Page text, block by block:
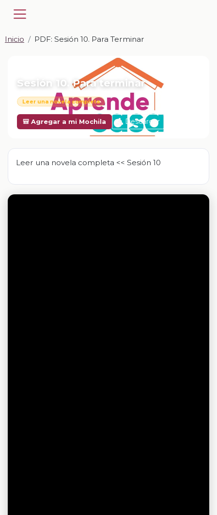
Inicio PDF: Sesión 10. Para Terminar
Sesión 10. Para terminar
Leer una novela completa
🎒 Agregar a mi Mochila Descargar
Leer una novela completa << Sesión 10